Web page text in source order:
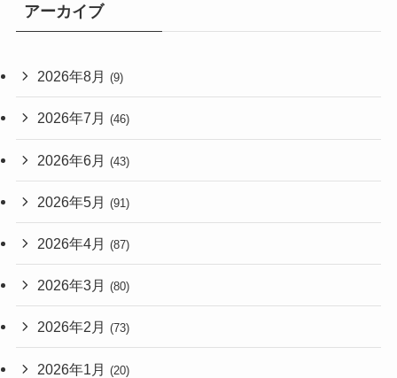
アーカイブ
2026年8月 (9)
2026年7月 (46)
2026年6月 (43)
2026年5月 (91)
2026年4月 (87)
2026年3月 (80)
2026年2月 (73)
2026年1月 (20)